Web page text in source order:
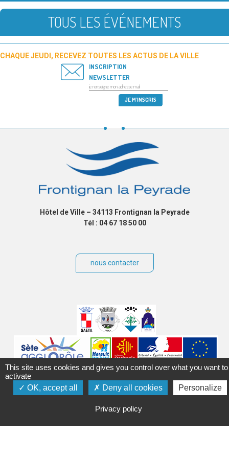
TOUS LES ÉVÉNEMENTS
CHAQUE JEUDI, RECEVEZ TOUTES LES ACTUS DE LA VILLE
INSCRIPTION
NEWSLETTER
Hôtel de Ville – 34113 Frontignan la Peyrade
Tél : 04 67 18 50 00
nous contacter
partenaires
Labels
This site uses cookies and gives you control over what you want to
activate
OK, accept all
Deny all cookies Personalize
Privacy policy